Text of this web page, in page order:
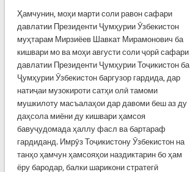
Ҳамчунин, моҳи марти соли равон сафари
давлатии Президенти Ҷумҳурии Ӯзбекистон
муҳтарам Мирзиёев Шавкат Мирамонович ба
кишвари мо ва моҳи августи соли ҷорӣ сафари
давлатии Президенти Ҷумҳурии Тоҷикистон ба
Ҷумҳурии Ӯзбекистон баргузор гардида, дар
натиҷаи музокироти сатҳи олӣ тамоми
мушкилоту масъалаҳои дар давоми беш аз ду
даҳсола миёни ду кишвари ҳамсоя
бавуҷудомада ҳаллу фасл ва бартараф
гардиданд. Имрӯз Тоҷикистону Ӯзбекистон на
танҳо ҳамчун ҳамсояҳои наздиктарин бо ҳам
ёру бародар, балки шарикони стратегӣ